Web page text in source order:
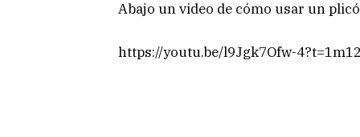
Abajo un video de cómo usar un
https://youtu.be/l9Jgk7Ofw-